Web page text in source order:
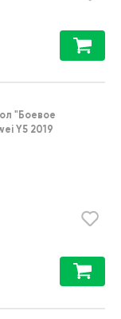
"Боевое
Y5 2019